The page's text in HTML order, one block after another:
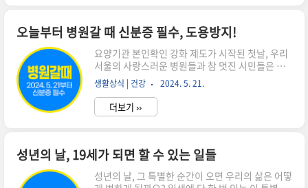
런 행동은 도덕적이나 법적으로 문제가 될 수 있어
요. 직원들이 받아야 할 존중과 인간다운 대우를 부
정하는 행동은 어떤 조직에서도 용납되지 않아
요. 직원 감시와 불편한 근무 환경강형욱의 회사인
보듬컴퍼니가 직원들의 사생활 침해와 불편한 근무
환경을 만들었다는 비판을 받고 있어요. 보듬컴퍼
니는 직원들의 업무 공간에 CCTV..
오늘부터 병원갈 때 신분증 필수, 도용방지!
요양기관 본인확인 강화 제도가 시작된 첫날, 우리
서울의 사랑스러운 병원들과 참 멋진 시민들은 큰
혼란 없이 시행되었습니다. 아직은 불구하고 새로
운 시스템이 완벽하게 작동하지 않은 곳도 있었습
니다. 이제부터 병원갈 때는 신분증꼭 챙기세요. 함
께 알아보겠습니다. 병원과 시민들 적극적인 협조
어요. 병원들도 이에 적극적으로 동참하셨고, 신규
환자 접수 동의서에서 본인 확인을 위한 정보를 요
청하셨어요.병원에서 한 달 전부터 '신분증을 가져
생활상식 | 건강 2024. 5. 21.
더보기 ››
성년의 날, 19세가 되면 할 수 있는 일들
성년의 날, 그 특별한 순간이 오면 우리의 삶은 어떻